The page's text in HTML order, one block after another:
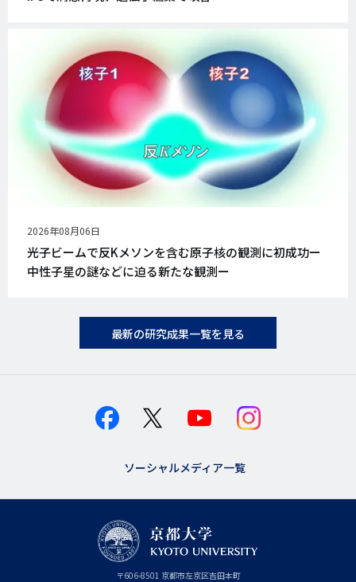
公
開
日
2026年08月06日
光子ビームで反Kメソンを含む原子核の観測に初成功ー
中性子星の謎などに迫る新たな観測ー
最新の研究成果一覧を見る
ソーシャルメディア一覧
〒606-8501 京
京都市左京区吉田本町